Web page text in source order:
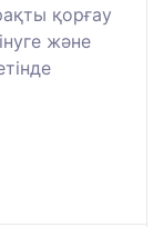
қорғау
және